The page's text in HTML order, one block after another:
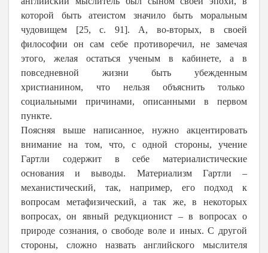
которой быть атеистом значило быть моральным
чудовищем [25, с. 91]. А, во-вторых, в своей
философии он сам себе противоречил, не замечая
этого, желая остаться ученым в кабинете, а в
повседневной жизни быть убежденным
христианином, что нельзя объяснить только
социальными причинами, описанными в первом
пункте.
Поясняя выше написанное, нужно акцентировать
внимание на том, что, с одной стороны, учение
Гартли содержит в себе материалистические
основания и выводы. Материализм Гартли –
механистический, так, например, его подход к
вопросам метафизический, а так же, в некоторых
вопросах, он явный редукционист – в вопросах о
природе сознания, о свободе воле и иных. С другой
стороны, сложно назвать английского мыслителя